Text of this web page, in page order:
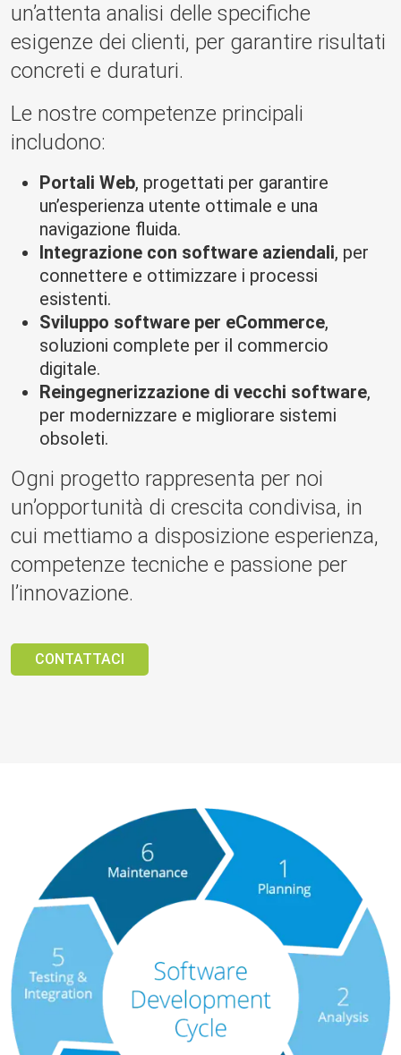
un’attenta analisi delle specifiche
esigenze dei clienti, per garantire risultati
concreti e duraturi.
Le nostre competenze principali
includono:
Portali Web, progettati per garantire
un’esperienza utente ottimale e una
navigazione fluida.
Integrazione con software aziendali, per
connettere e ottimizzare i processi
esistenti.
Sviluppo software per eCommerce,
soluzioni complete per il commercio
digitale.
Reingegnerizzazione di vecchi software,
per modernizzare e migliorare sistemi
obsoleti.
Ogni progetto rappresenta per noi
un’opportunità di crescita condivisa, in
cui mettiamo a disposizione esperienza,
competenze tecniche e passione per
l’innovazione.
CONTATTACI